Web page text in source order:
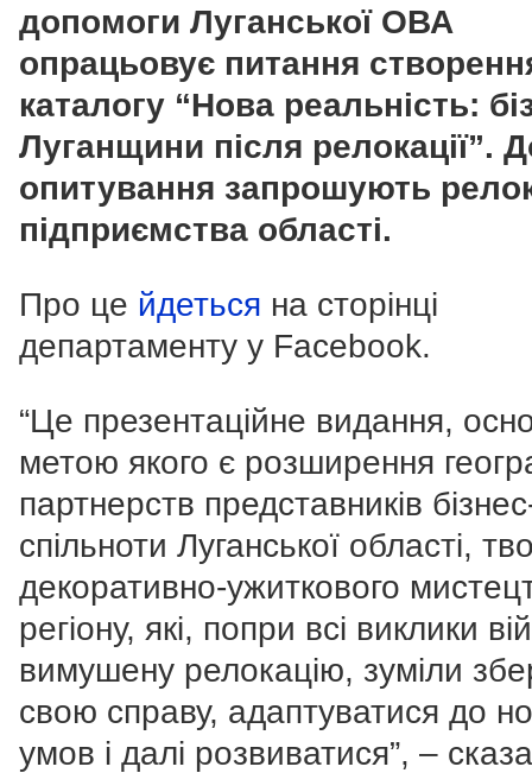
допомоги Луганської ОВА
опрацьовує питання
каталогу “Нова реальність:
Луганщини після релокації”.
опитування запрошують
підприємства області.
Про це йдеться на сторінці
департаменту у Facebook.
“Це презентаційне видання,
метою якого є розширення
партнерств представників
спільноти Луганської області,
декоративно-ужиткового
регіону, які, попри всі виклики
вимушену релокацію, зуміли
свою справу, адаптуватися до
умов і далі розвиватися”, –